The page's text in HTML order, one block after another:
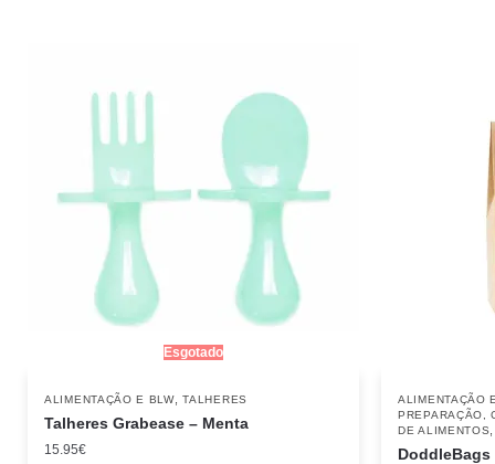
Esgotado
ALIMENTAÇÃO E BLW,TALHERES
Talheres Grabease – Menta
15.95€
ALIMENTAÇÃO
PREPARAÇÃO,
DE ALIMENTOS
DoddleBags